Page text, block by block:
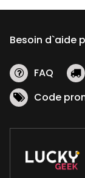
Besoin d`aide
FAQ
Code